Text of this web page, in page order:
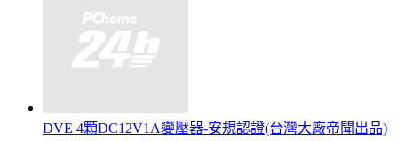
DVE 4顆DC12V1A變壓器-安規認證(台灣大廠帝聞出品)